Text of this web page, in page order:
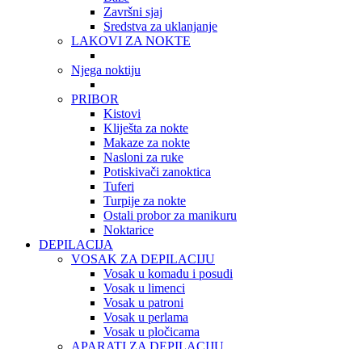
Završni sjaj
Sredstva za uklanjanje
LAKOVI ZA NOKTE
Njega noktiju
PRIBOR
Kistovi
Kliješta za nokte
Makaze za nokte
Nasloni za ruke
Potiskivači zanoktica
Tuferi
Turpije za nokte
Ostali probor za manikuru
Noktarice
DEPILACIJA
VOSAK ZA DEPILACIJU
Vosak u komadu i posudi
Vosak u limenci
Vosak u patroni
Vosak u perlama
Vosak u pločicama
APARATI ZA DEPILACIJU